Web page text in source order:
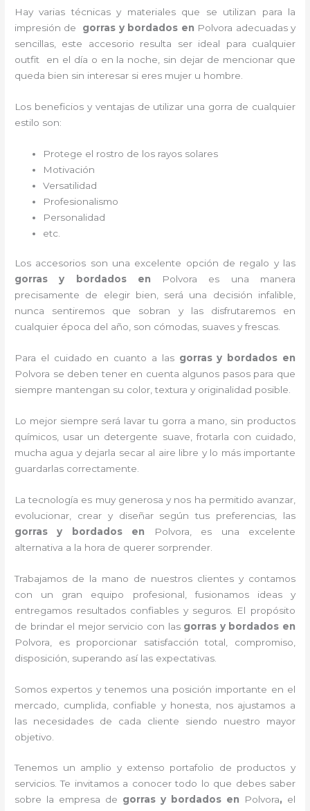
Hay varias técnicas y materiales que se utilizan para la
impresión de gorras y bordados en Polvora adecuadas y
sencillas, este accesorio resulta ser ideal para cualquier
outfit en el día o en la noche, sin dejar de mencionar que
queda bien sin interesar si eres mujer u hombre.
Los beneficios y ventajas de utilizar una gorra de cualquier
estilo son:
Protege el rostro de los rayos solares
Motivación
Versatilidad
Profesionalismo
Personalidad
etc.
Los accesorios son una excelente opción de regalo y las
gorras y bordadosen
Polvora es una manera
precisamente de elegir bien, será una decisión infalible,
nunca sentiremos que sobran y las disfrutaremos en
cualquier época del año, son cómodas, suaves y frescas.
Para el cuidado en cuanto a las gorras y bordados en
Polvora se deben tener en cuenta algunos pasos para que
siempre mantengan su color, textura y originalidad posible.
Lo mejor siempre será lavar tu gorra a mano, sin productos
químicos, usar un detergente suave, frotarla con cuidado,
mucha agua y dejarla secar al aire libre y lo más importante
guardarlas correctamente.
La tecnología es muy generosa y nos ha permitido avanzar,
evolucionar, crear y diseñar según tus preferencias, las
gorras y bordadosen
Polvora, es una excelente
alternativa a la hora de querer sorprender.
Trabajamos de la mano de nuestros clientes y contamos
con un gran equipo profesional, fusionamos ideas y
entregamos resultados confiables y seguros. El propósito
de brindar el mejor servicio con las gorras y bordados en
Polvora, es proporcionar satisfacción total, compromiso,
disposición, superando así las expectativas.
Somos expertos y tenemos una posición importante en el
mercado, cumplida, confiable y honesta, nos ajustamos a
las necesidades de cada cliente siendo nuestro mayor
objetivo.
Tenemos un amplio y extenso portafolio de productos y
servicios. Te invitamos a conocer todo lo que debes saber
sobre la empresa de gorras y bordados en Polvora, el